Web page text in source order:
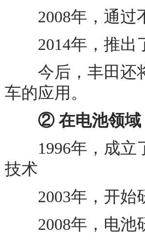
2008年，通过不
2014年，推出
今后，丰田还将
车的应用。
② 在电池领域，
1996年，成立了
技术
2003年，开始
2008年，电池